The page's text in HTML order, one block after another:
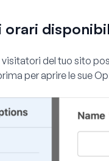
orari
del tuo sito
per aprire le sue